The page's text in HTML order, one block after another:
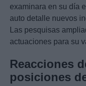
examinara en su día
auto detalle nuevos
Las pesquisas
actuaciones para su
Reacciones
posiciones